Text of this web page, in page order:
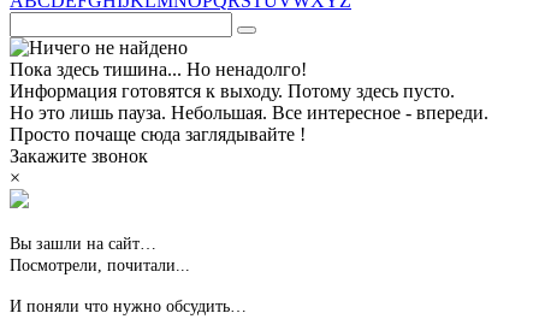
Пока здесь тишина... Но ненадолго!
Информация готовятся к выходу. Потому здесь пусто.
Но это лишь пауза. Небольшая. Все интересное - впереди.
Просто почаще сюда заглядывайте !
Закажите звонок
×
Вы зашли на сайт…
Посмотрели, почитали...
И поняли что нужно обсудить…